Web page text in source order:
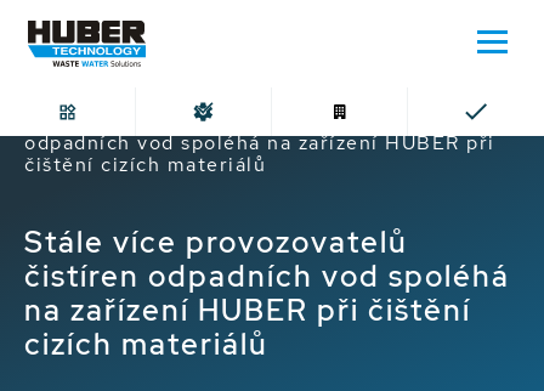
Domů
Stále více provozovatelů čistíren
odpadních vod spoléhá na zařízení HUBER při
čištění cizích materiálů
Stále více provozovatelů
čistíren odpadních vod spoléhá
na zařízení HUBER při čištění
cizích materiálů